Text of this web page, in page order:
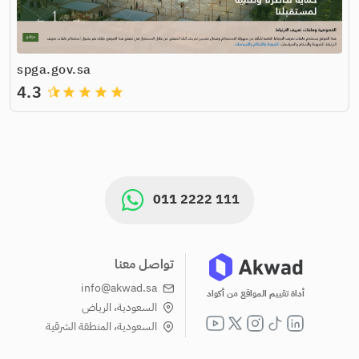
spga.gov.sa
grade
grade
grade
grade
4.3
011 2222 111
أداة تقييم المواقع من أكواد
تواصل معنا
info@akwad.sa
السعودية، الرياض
السعودية، المنطقة الشرقية